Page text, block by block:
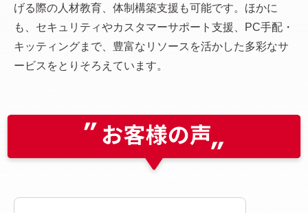
げる際の人材教育、体制構築支援も可能です。ほかに
も、セキュリティやカスタマーサポート支援、PC手配・
キッティングまで、豊富なリソースを活かした多彩なサ
ービスをとりそろえています。